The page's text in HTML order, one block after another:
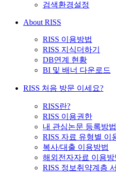
검색환경설정
About RISS
RISS 이용방법
RISS 지식더하기
DB연계 현황
BI 및 배너 다운로드
RISS 처음 방문 이세요?
RISS란?
RISS 이용권한
내 관심논문 등록방법
RISS 자료 유형별 이
복사/대출 이용방법
해외전자자료 이용방
RISS 정보취약계층